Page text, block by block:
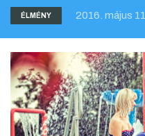
ÉLMÉNY 2016. május 11.